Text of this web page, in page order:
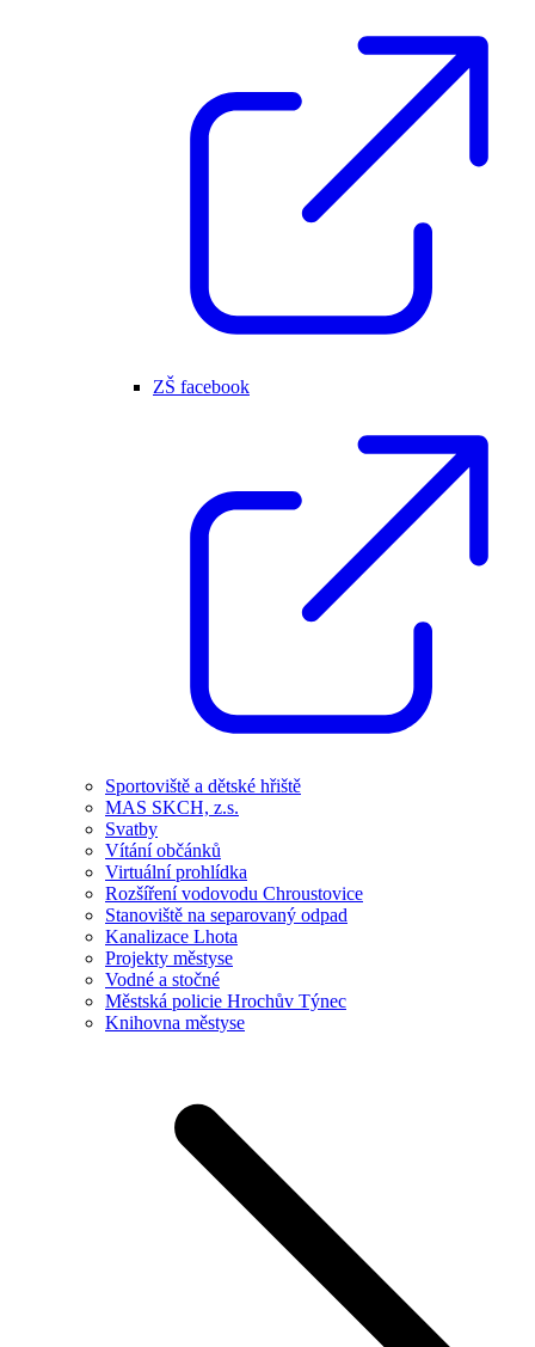
ZŠ facebook
Sportoviště a dětské hřiště
MAS SKCH, z.s.
Svatby
Vítání občánků
Virtuální prohlídka
Rozšíření vodovodu Chroustovice
Stanoviště na separovaný odpad
Kanalizace Lhota
Projekty městyse
Vodné a stočné
Městská policie Hrochův Týnec
Knihovna městyse